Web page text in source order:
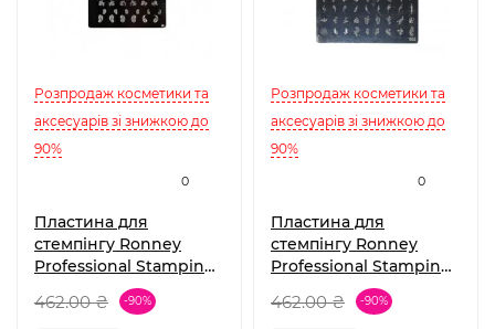
0
Розпродаж косметики та
аксесуарів зі знижкою до
90%
Пластина для
стемпінгу Ronney
Professional Stamping
Palete RN 00407
462.00 ₴ -90%
0
Розпродаж косметики та
аксесуарів зі знижкою до
90%
Пластина для
стемпінгу Ronney
Professional Stamping
Palete RN 00408
462.00 ₴ -90%